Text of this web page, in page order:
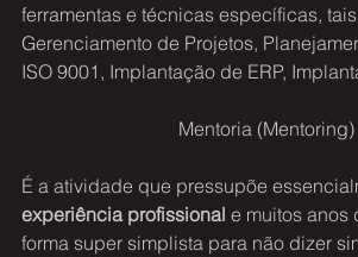
ferramentas e técnicas específicas,
Gerenciamento de Projetos,
ISO 9001, Implantação de ERP,
Mentoria (Mentoring)
É a atividade que pressupõe
experiência profissional e muitos anos
forma super simplista para não dizer